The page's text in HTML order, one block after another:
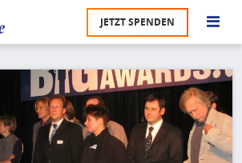
JETZT SPENDEN